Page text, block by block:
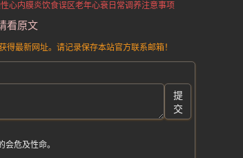
心内膜炎饮食误区老年心衰日常调养注意事项
看原文
最新网址。请记录保存本站官方联系邮箱！
提
交
危及性命。